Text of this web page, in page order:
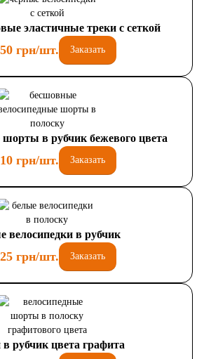
эластичные треки с сеткой
грн/шт. Заказать
в рубчик бежевого цвета
грн/шт. Заказать
велосипедки в рубчик
грн/шт. Заказать
рубчик цвета графита